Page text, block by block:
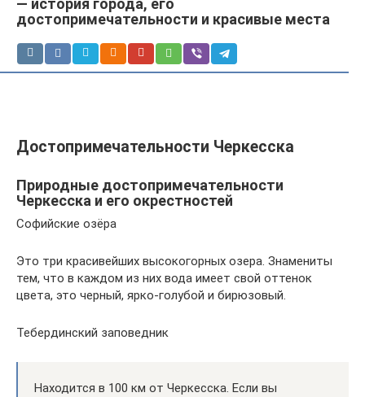
— история города, его
достопримечательности и красивые места
Достопримечательности Черкесска
Природные достопримечательности
Черкесска и его окрестностей
Софийские озёра
Это три красивейших высокогорных озера. Знамениты
тем, что в каждом из них вода имеет свой оттенок
цвета, это черный, ярко-голубой и бирюзовый.
Тебердинский заповедник
Находится в 100 км от Черкесска. Если вы